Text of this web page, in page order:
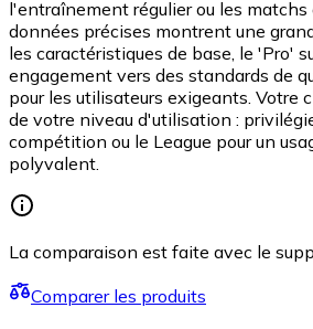
l'entraînement régulier ou les matchs
données précises montrent une
les caractéristiques de base, le 'Pro'
engagement vers des standards de
pour les utilisateurs exigeants. Votre
de votre niveau d'utilisation :
compétition ou le League pour un
polyvalent.
La comparaison est faite avec le
Comparer les produits